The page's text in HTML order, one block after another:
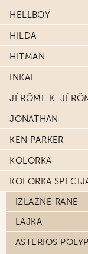
HELLBOY
HILDA
HITMAN
INKAL
JÉRÔME K.
JONATHAN
KEN PARKER
KOLORKA
KOLORKA
IZLAZNE RANE
LAJKA
ASTERIOS POLYP